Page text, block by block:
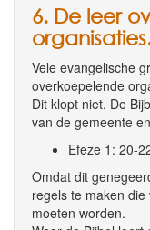
6. De leer
Vele evangelische
overkoepelende
Dit klopt niet. De
van de gemeente
Efeze 1: 20-
Omdat dit
regels te maken
moeten worden.